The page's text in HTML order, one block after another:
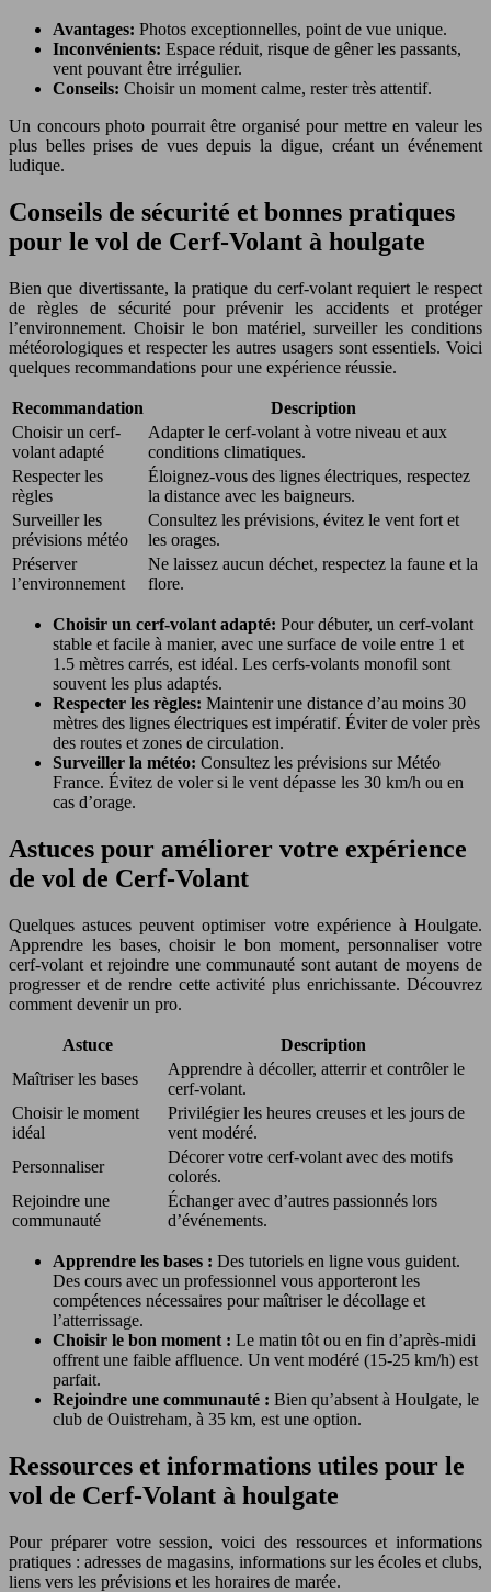
Avantages: Photos exceptionnelles, point de vue unique.
Inconvénients: Espace réduit, risque de gêner les passants,
vent pouvant être irrégulier.
Conseils: Choisir un moment calme, rester très attentif.
Un concours photo pourrait être organisé pour mettre en valeur les
plus belles prises de vues depuis la digue, créant un événement
ludique.
Conseils de sécurité et bonnes pratiques
pour le vol de Cerf-Volant à houlgate
Bien que divertissante, la pratique du cerf-volant requiert le respect
de règles de sécurité pour prévenir les accidents et protéger
l’environnement. Choisir le bon matériel, surveiller les conditions
météorologiques et respecter les autres usagers sont essentiels. Voici
quelques recommandations pour une expérience réussie.
Recommandation
Description
Choisir un cerf-
volant adapté
Adapter le cerf-volant à votre niveau et aux
conditions climatiques.
Respecter les
règles
Éloignez-vous des lignes électriques, respectez
la distance avec les baigneurs.
Surveiller les
prévisions météo
Consultez les prévisions, évitez le vent fort et
les orages.
Préserver
l’environnement
Ne laissez aucun déchet, respectez la faune et la
flore.
Choisir un cerf-volant adapté: Pour débuter, un cerf-volant
stable et facile à manier, avec une surface de voile entre 1 et
1.5 mètres carrés, est idéal. Les cerfs-volants monofil sont
souvent les plus adaptés.
Respecter les règles: Maintenir une distance d’au moins 30
mètres des lignes électriques est impératif. Éviter de voler près
des routes et zones de circulation.
Surveiller la météo: Consultez les prévisions sur Météo
France. Évitez de voler si le vent dépasse les 30 km/h ou en
cas d’orage.
Astuces pour améliorer votre expérience
de vol de Cerf-Volant
Quelques astuces peuvent optimiser votre expérience à Houlgate.
Apprendre les bases, choisir le bon moment, personnaliser votre
cerf-volant et rejoindre une communauté sont autant de moyens de
progresser et de rendre cette activité plus enrichissante. Découvrez
comment devenir un pro.
Astuce
Description
Maîtriser les bases
Apprendre à décoller, atterrir et contrôler le
cerf-volant.
Choisir le moment
idéal
Privilégier les heures creuses et les jours de
vent modéré.
Personnaliser
Décorer votre cerf-volant avec des motifs
colorés.
Rejoindre une
communauté
Échanger avec d’autres passionnés lors
d’événements.
Apprendre les bases : Des tutoriels en ligne vous guident.
Des cours avec un professionnel vous apporteront les
compétences nécessaires pour maîtriser le décollage et
l’atterrissage.
Choisir le bon moment : Le matin tôt ou en fin d’après-midi
offrent une faible affluence. Un vent modéré (15-25 km/h) est
parfait.
Rejoindre une communauté : Bien qu’absent à Houlgate, le
club de Ouistreham, à 35 km, est une option.
Ressources et informations utiles pour le
vol de Cerf-Volant à houlgate
Pour préparer votre session, voici des ressources et informations
pratiques : adresses de magasins, informations sur les écoles et clubs,
liens vers les prévisions et les horaires de marée.